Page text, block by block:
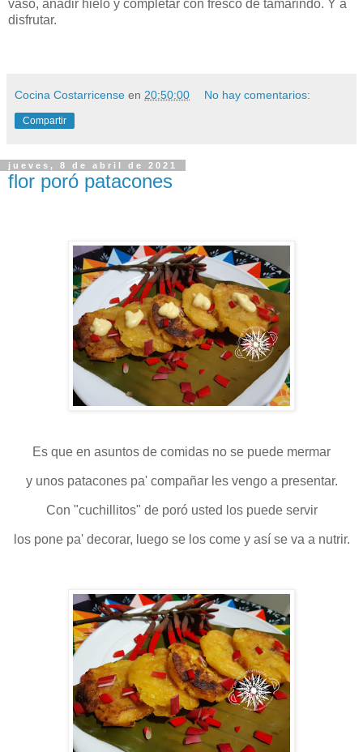
vaso, añadir hielo y completar con fresco de tamarindo. Y a
disfrutar.
Cocina Costarricense en 20:50:00 No hay comentarios:
Compartir
jueves, 8 de abril de 2021
flor poró patacones
Es que en asuntos de comidas no se puede mermar
y unos patacones pa' compañar les vengo a presentar.
Con "cuchillitos" de poró usted los puede servir
los pone pa' decorar, luego se los come y así se va a nutrir.